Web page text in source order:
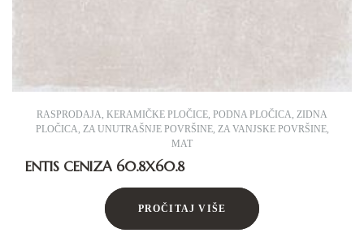
RASPRODAJA, KERAMIČKE PLOČICE, PODNA PLOČICA, ZIDNA
PLOČICA, ZA UNUTRAŠNJE POVRŠINE, ZA VANJSKE POVRŠINE,
MAT
ENTIS CENIZA 60.8X60.8
PROČITAJ VIŠE